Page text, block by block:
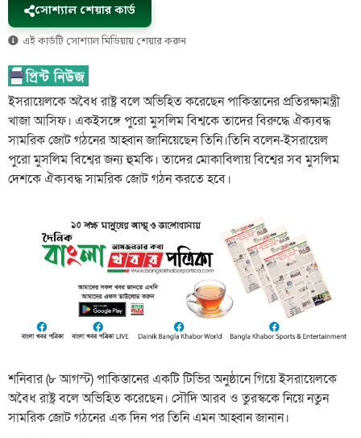
সোশ্যাল শেয়ার কার্ড
এই কার্ডটি সোশ্যাল মিডিয়ায় শেয়ার করুন
ইসরায়েলকে অবৈধ রাষ্ট্র বলে অভিহিত করেছেন পাকিস্তানের প্রতিরক্ষামন্ত্রী
খাজা আসিফ। একইসঙ্গে পুরো মুসলিম বিশ্বকে তাদের বিরুদ্ধে ঐক্যবদ্ধ
সামরিক জোট গঠনের আহ্বান জানিয়েছেন তিনি।তিনি বলেন-ইসরায়েল
পুরো মুসলিম বিশ্বের জন্য হুমকি। তাদের মোকাবিলায় বিশ্বের সব মুসলিম
দেশকে ঐক্যবদ্ধ সামরিক জোট গঠন করতে হবে।
শনিবার (৮ আগস্ট) পাকিস্তানের একটি টিভির অনুষ্ঠানে গিয়ে ইসরায়েলকে
অবৈধ রাষ্ট্র বলে অভিহিত করেছেন। সৌদি আরব ও তুরস্ককে নিয়ে নতুন
সামরিক জোট গঠনের এক দিন পর তিনি এমন আহ্বান জানান।